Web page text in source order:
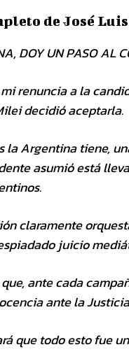
de José
DOY UN PASO AL
renuncia a la
decidió aceptarla.
la Argentina tiene,
asumió está
claramente
juicio
ante cada
ante la
que todo esto fue